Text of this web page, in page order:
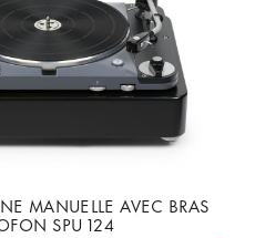
MANUELLE AVEC BRAS
SPU 124